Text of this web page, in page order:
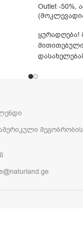
Outlet -50%,
ყურადღება!
მეგობრობის